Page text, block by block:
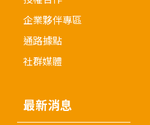
企業夥伴專區
通路據點
社群媒體
最新消息